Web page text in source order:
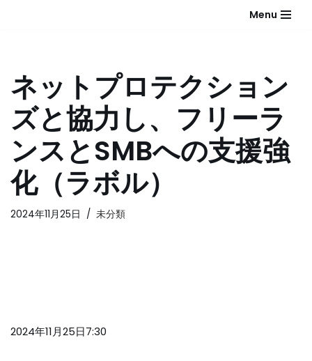
ン
へ
ス
キ
ッ
プ
Menu
ネットプロテクション
ズと協力し、フリーラ
ンスとSMBへの支援強
化（ラボル）
2024年11月25日 未分類
2024年11月25日7:30